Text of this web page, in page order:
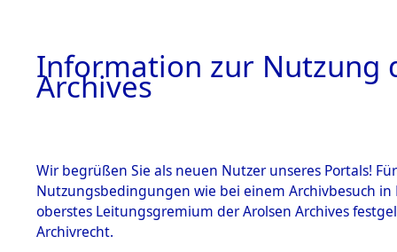
Information zur Nutzung
Archives
Wir begrüßen Sie als neuen Nutzer unseres Portals!
Nutzungsbedingungen wie bei einem Archivbesuch
oberstes Leitungsgremium der Arolsen Archives
Archivrecht.